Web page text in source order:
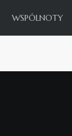
WSPÓLNOTY